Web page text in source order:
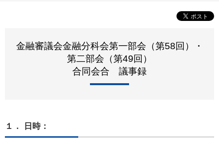
金融審議会金融分科会第一部会（第58回）・
第二部会（第49回）
合同会合 議事録
１． 日時：